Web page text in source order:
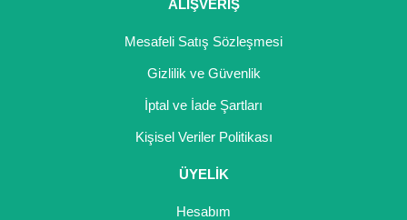
ALIŞVERİŞ
Mesafeli Satış Sözleşmesi
Gizlilik ve Güvenlik
İptal ve İade Şartları
Kişisel Veriler Politikası
ÜYELİK
Hesabım